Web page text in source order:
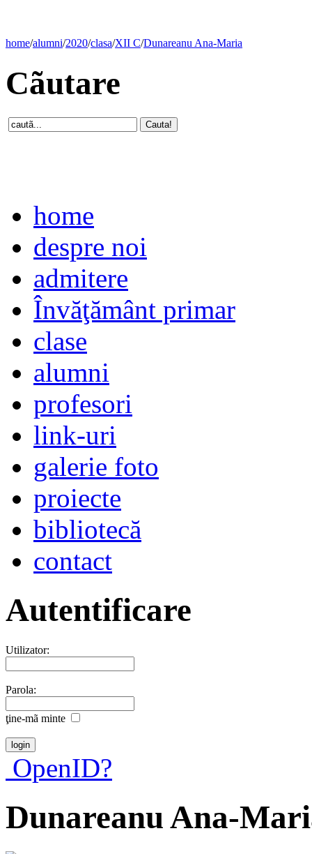
home/alumni/2020/clasa/XII C/Dunareanu Ana-Maria
Cãutare
home
despre noi
admitere
Învăţământ primar
clase
alumni
profesori
link-uri
galerie foto
proiecte
bibliotecă
contact
Autentificare
Utilizator:
Parola:
ţine-mã minte
OpenID?
Dunareanu Ana-